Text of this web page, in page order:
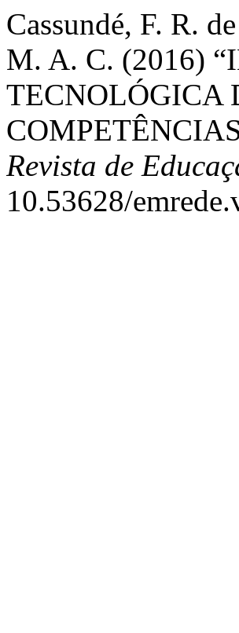
Cassundé, F. R.
M. A. C. (2016)
TECNOLÓGICA
Revista de
10.53628/